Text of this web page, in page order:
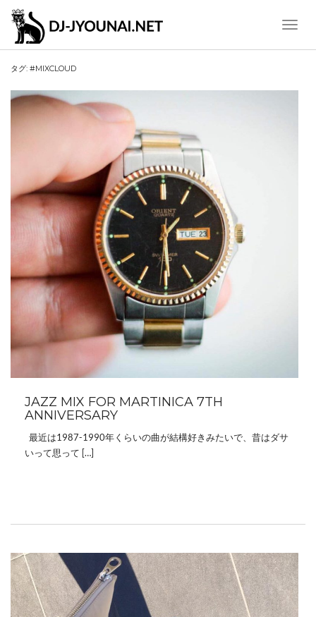
Toggle
タグ: #MIXCLOUD
JAZZ MIX FOR MARTINICA 7TH
ANNIVERSARY
最近は1987-1990年くらいの曲が結構好きみたいで、昔はダサ
いって思って […]